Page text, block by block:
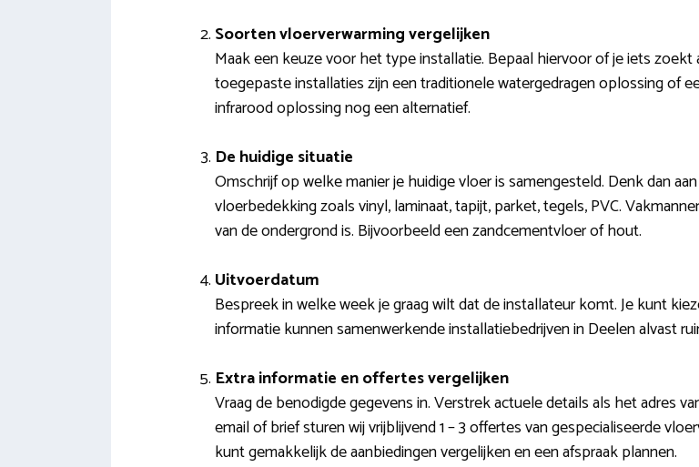
Soorten vloerverwarming vergelijken
Maak een keuze voor het type installatie. Bepaal hiervoor of je iets
toegepaste installaties zijn een traditionele watergedragen oplossing of
infrarood oplossing nog een alternatief.
De huidige situatie
Omschrijf op welke manier je huidige vloer is samengesteld. Denk dan
vloerbedekking zoals vinyl, laminaat, tapijt, parket, tegels, PVC.
van de ondergrond is. Bijvoorbeeld een zandcementvloer of hout.
Uitvoerdatum
Bespreek in welke week je graag wilt dat de installateur komt. Je kunt
informatie kunnen samenwerkende installatiebedrijven in Deelen alvast
Extra informatie en offertes vergelijken
Vraag de benodigde gegevens in. Verstrek actuele details als het adres
email of brief sturen wij vrijblijvend 1 – 3 offertes van gespecialiseerde
kunt gemakkelijk de aanbiedingen vergelijken en een afspraak plannen.